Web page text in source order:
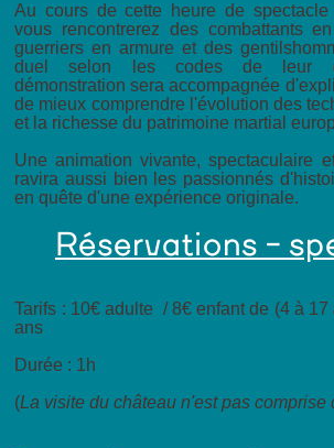
Au cours de cette heure de spectacle
vous rencontrerez des combattants
guerriers en armure et des
duel selon les codes de leur
démonstration sera accompagnée
de mieux comprendre l'évolution des
et la richesse du patrimoine martial
Une animation vivante, spectaculaire
ravira aussi bien les passionnés
en quête d'une expérience originale.
Réservations -
Tarifs : 10€ adulte / 8€ enfant de (4 à 17
ans
Durée : 1h
(La visite du château n'est pas comprise